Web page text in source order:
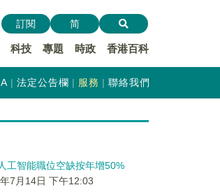
科技 專題 時政 香港百科
訂閱 简
法定公告欄 服務 聯絡我們
工智能職位空缺按年增50%
7月14日 下午12:03